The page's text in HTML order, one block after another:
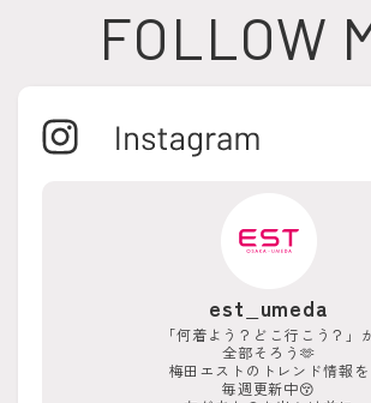
FOLLOW
est_umeda
「何着よう？どこ行こう？」
全部そろう🫶
梅田エストのトレンド情報を
毎週更新中😚